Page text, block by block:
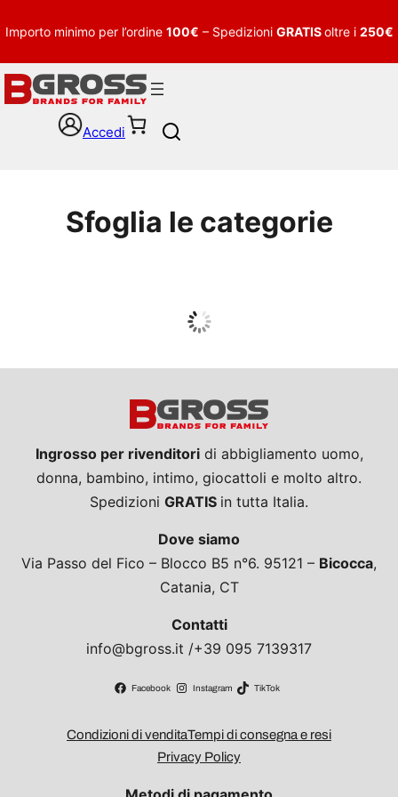
Importo minimo per l’ordine 100€ – Spedizioni GRATISoltre i 250€
Accedi
h
Sfoglia le categorie
Guarda tutto
Ingrosso per rivenditoridi abbigliamento uomo,
donna, bambino, intimo, giocattoli e molto altro.
Spedizioni GRATIS in tutta Italia.
Dove siamo
Via Passo del Fico – Blocco B5 n°6. 95121 – Bicocca,
Catania, CT
Contatti
info@bgross.it /+39 095 7139317
Facebook Instagram TikTok
Condizioni di venditaTempi di consegna e resi
Privacy Policy